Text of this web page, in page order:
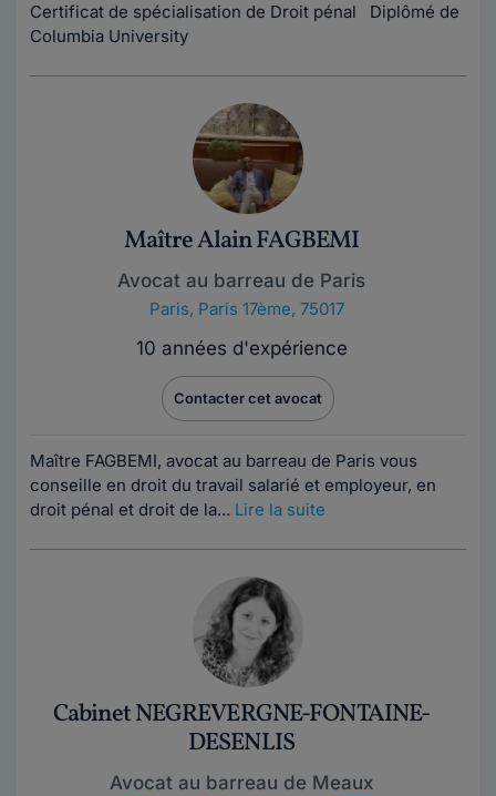
Certificat de spécialisation de Droit pénal Diplômé de
Columbia University
Maître Alain FAGBEMI
Avocat au barreau de Paris
Paris, Paris 17ème, 75017
10 années d'expérience
Contacter cet avocat
Maître FAGBEMI, avocat au barreau de Paris vous
conseille en droit du travail salarié et employeur, en
droit pénal et droit de la... Lire la suite
Cabinet NEGREVERGNE-FONTAINE-
DESENLIS
Avocat au barreau de Meaux